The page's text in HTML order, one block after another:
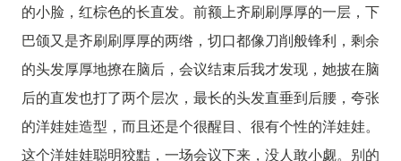
的小脸，红棕色的长直发。前额上齐刷刷厚厚的一层，下
巴颌又是齐刷刷厚厚的两绺，切口都像刀削般锋利，剩余
的头发厚厚地撩在脑后，会议结束后我才发现，她披在脑
后的直发也打了两个层次，最长的头发直垂到后腰，夸张
的洋娃娃造型，而且还是个很醒目、很有个性的洋娃娃。
这个洋娃娃聪明狡黠，一场会议下来，没人敢小觑。别的